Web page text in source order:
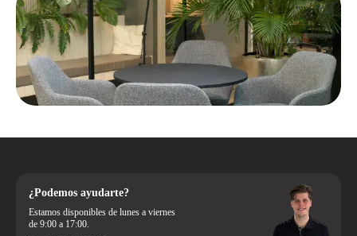
¿Podemos ayudarte?
Estamos disponibles de lunes a viernes
de 9:00 a 17:00.